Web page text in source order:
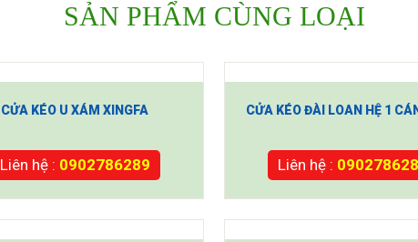
SẢN PHẨM CÙNG LOẠI
CỬA KÉO U XÁM XINGFA
Liên hệ : 0902786289
CỬA KÉO ĐÀI LOAN HỆ 1
Liên hệ :